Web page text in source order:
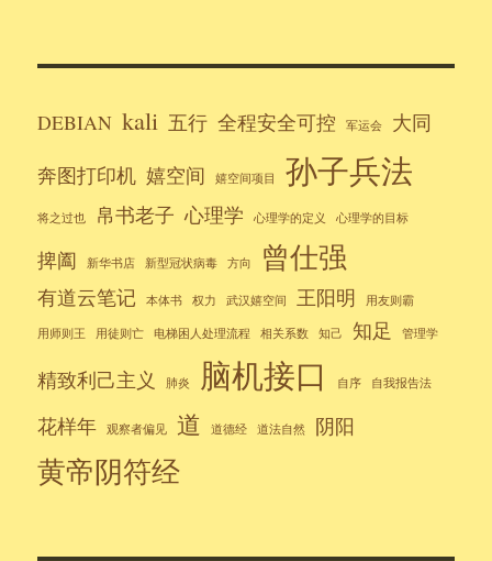
DEBIAN kali 五行 全程安全可控 军运会
大同
奔图打印机 嬉空间 嬉空间项目 孙子兵法
将之过也 帛书老子 心理学 心理学的定义 心理学的目标
捭阖 新华书店 新型冠状病毒 方向 曾仕强
有道云笔记 本体书 权力 武汉嬉空间 王阳明 用友则霸
用师则王 用徒则亡 电梯困人处理流程 相关系数 知己 知足 管理学
精致利己主义 肺炎 脑机接口 自序 自我报告法
花样年 观察者偏见 道 道德经 道法自然 阴阳
黄帝阴符经